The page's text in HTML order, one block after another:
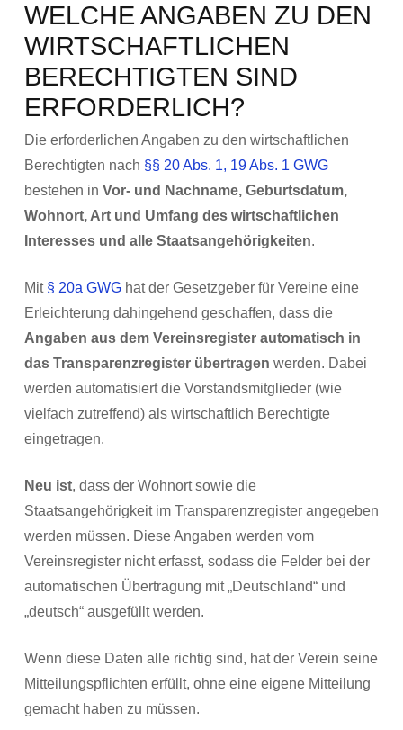
WELCHE ANGABEN ZU DEN
WIRTSCHAFTLICHEN
BERECHTIGTEN SIND
ERFORDERLICH?
Die erforderlichen Angaben zu den wirtschaftlichen
Berechtigten nach §§ 20 Abs. 1, 19 Abs. 1 GWG
bestehen in Vor- und Nachname, Geburtsdatum,
Wohnort, Art und Umfang des wirtschaftlichen
Interesses und alle Staatsangehörigkeiten.
Mit § 20a GWGhat der Gesetzgeber für Vereine eine
Erleichterung dahingehend geschaffen, dass die
Angaben aus dem Vereinsregister automatisch in
das Transparenzregister übertragen werden. Dabei
werden automatisiert die Vorstandsmitglieder (wie
vielfach zutreffend) als wirtschaftlich Berechtigte
eingetragen.
Neu ist, dass der Wohnort sowie die
Staatsangehörigkeit im Transparenzregister angegeben
werden müssen. Diese Angaben werden vom
Vereinsregister nicht erfasst, sodass die Felder bei der
automatischen Übertragung mit „Deutschland“ und
„deutsch“ ausgefüllt werden.
Wenn diese Daten alle richtig sind, hat der Verein seine
Mitteilungspflichten erfüllt, ohne eine eigene Mitteilung
gemacht haben zu müssen.